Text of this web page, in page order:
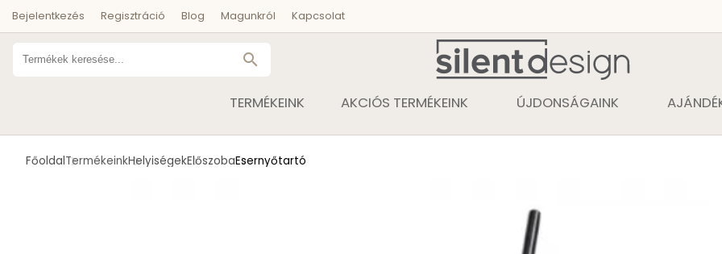
Bejelentkezés Regisztráció Blog Magunkról Kapcsolat
search
TERMÉKEINK AKCIÓS TERMÉKEINK ÚJDONSÁGAINK
FőoldalTermékeinkHelyiségekElőszobaEsernyőtartó